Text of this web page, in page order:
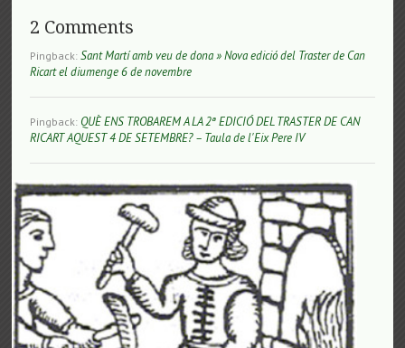
2 Comments
Pingback:Sant Martí amb veu de dona » Nova edició del Traster de Can
Ricart el diumenge 6 de novembre
Pingback: QUÈ ENS TROBAREM A LA 2ª EDICIÓ DEL TRASTER DE CAN
RICART AQUEST 4 DE SETEMBRE? – Taula de l'Eix Pere IV